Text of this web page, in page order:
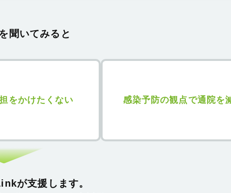
聞いてみると
をかけたくない 感染予防の観点で通院を
が⽀援します。